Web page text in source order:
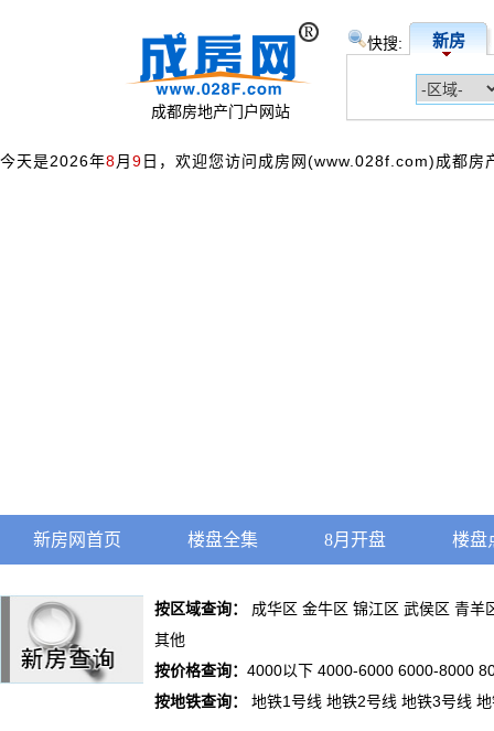
成都房地产门户网站
快搜: 新房
今天是2026年8月 9 日，欢迎您访问成房网(www.028f.com)成都房
新房网首页 楼盘全集 8月开盘 楼盘
按区域查询： 成华区 金牛区 锦江区 武侯区 青羊
其他
按价格查询： 4000以下 4000-6000 6000-8000
按地铁查询：
地铁1号线 地铁2号线 地铁3号线